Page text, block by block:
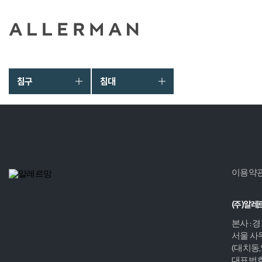
침구 침대
이용약
(주)알레
본사 :
서울 사
(대치동